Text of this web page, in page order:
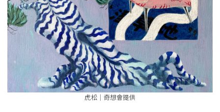
虎松｜奇想會提供